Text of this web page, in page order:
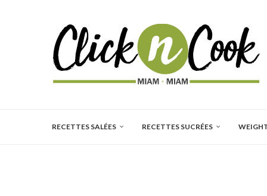
RECETTES SALÉES RECETTES SUCRÉES